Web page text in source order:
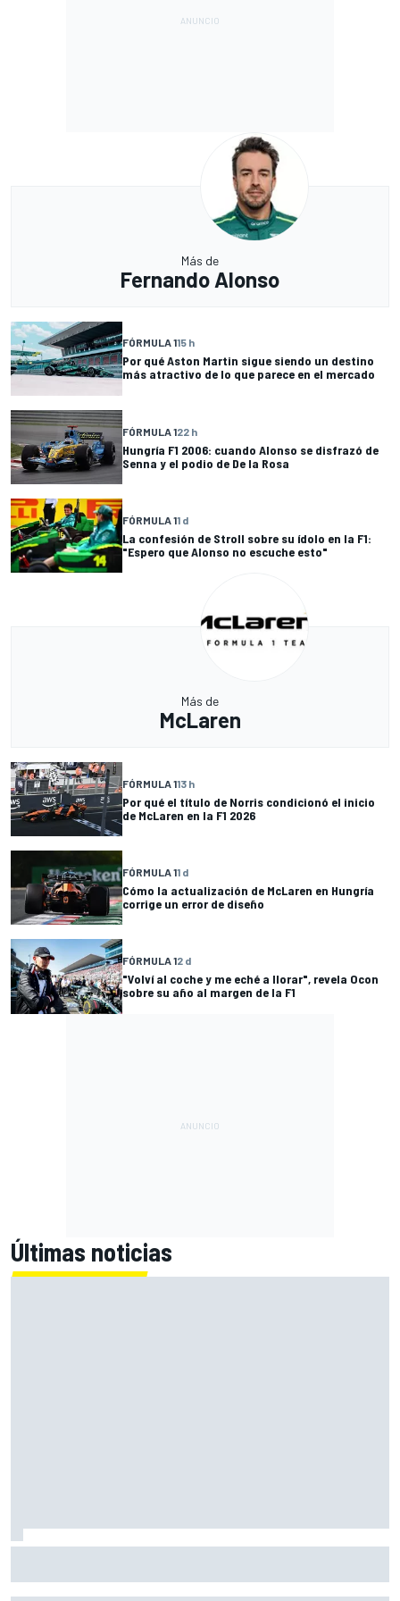
Más de
Fernando Alonso
FÓRMULA 115 h
Por qué Aston Martin sigue siendo un destino
más atractivo de lo que parece en el mercado
FÓRMULA 122 h
Hungría F1 2006: cuando Alonso se disfrazó de
Senna y el podio de De la Rosa
FÓRMULA 11 d
La confesión de Stroll sobre su ídolo en la F1:
"Espero que Alonso no escuche esto"
Más de
McLaren
FÓRMULA 113 h
Por qué el título de Norris condicionó el inicio
de McLaren en la F1 2026
FÓRMULA 11 d
Cómo la actualización de McLaren en Hungría
corrige un error de diseño
FÓRMULA 12 d
"Volví al coche y me eché a llorar", revela Ocon
sobre su año al margen de la F1
Últimas noticias